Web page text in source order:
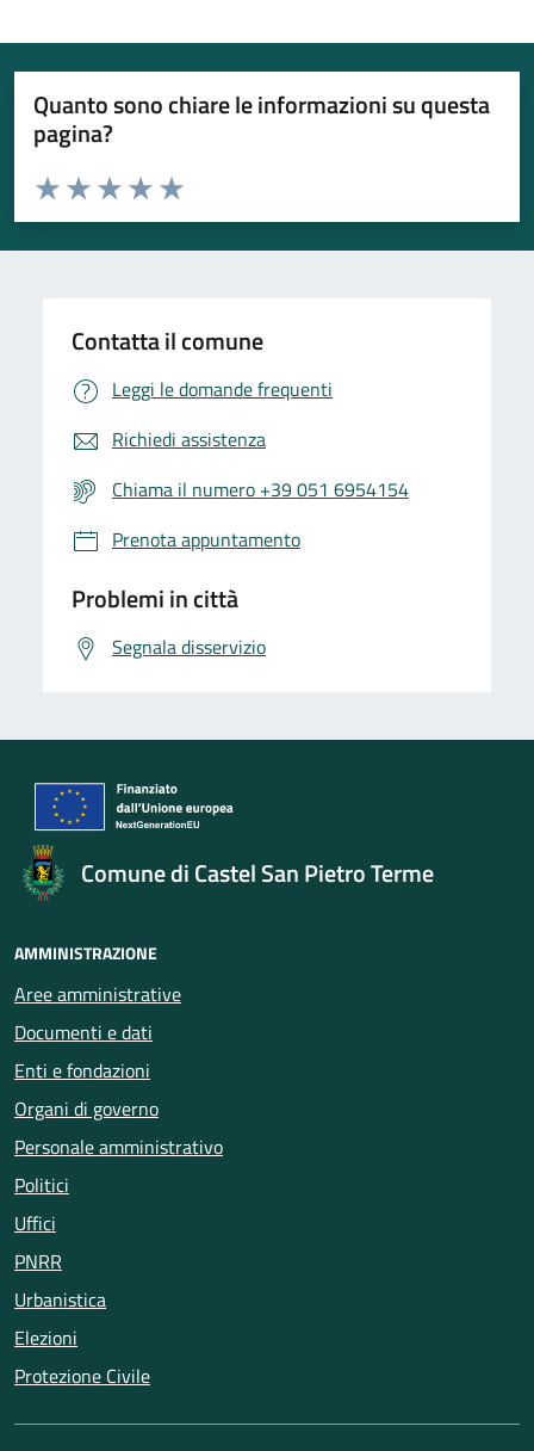
Quanto sono chiare le informazioni su questa
pagina?
Valuta da 1 a 5 stelle la pagina
Valuta 5 stelle su 5
Valuta 4 stelle su 5
Valuta 3 stelle su 5
Valuta 2 stelle su 5
Valuta 1 stelle su 5
Contatta il comune
Leggi le domande frequenti
Richiedi assistenza
Chiama il numero +39 051 6954154
Prenota appuntamento
Problemi in città
Segnala disservizio
Comune di Castel San Pietro Terme
AMMINISTRAZIONE
Aree amministrative
Documenti e dati
Enti e fondazioni
Organi di governo
Personale amministrativo
Politici
Uffici
PNRR
Urbanistica
Elezioni
Protezione Civile